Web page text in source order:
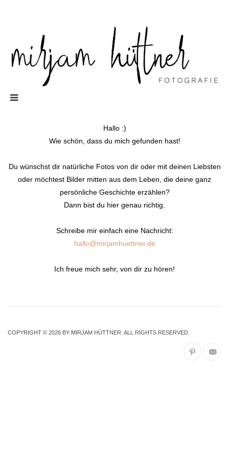
Hallo :)
Wie schön, dass du mich gefunden hast!
Du wünschst dir natürliche Fotos von dir oder mit deinen Liebsten
oder möchtest Bilder mitten aus dem Leben, die deine ganz
persönliche Geschichte erzählen?
Dann bist du hier genau richtig.
Schreibe mir einfach eine Nachricht:
hallo@mirjamhuettner.de
Ich freue mich sehr, von dir zu hören!
COPYRIGHT © 2026 BY MIRJAM HÜTTNER. ALL RIGHTS RESERVED.